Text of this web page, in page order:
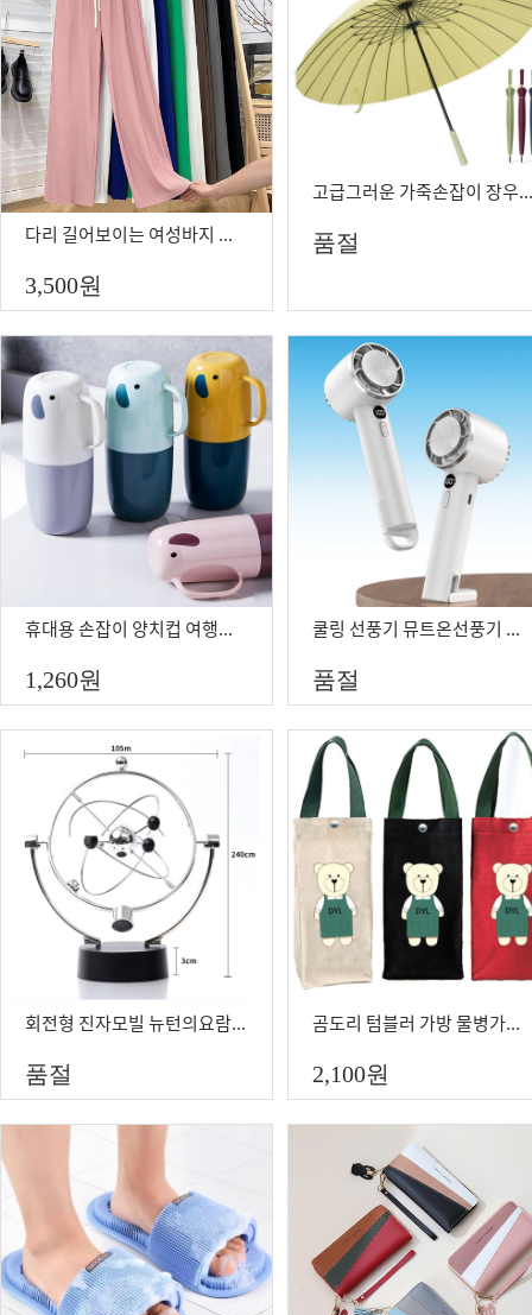
다리 길어보이는 여성바지 트레이닝 팬츠
3,500원
고급그러운 가죽손잡이 장우산 튼튼한 장우산 대형 커플 우드 자동우산 16K
품절
휴대용 손잡이 양치컵 여행용 치약통 칫솔통 출장용 칫솔케이스
1,260원
쿨링 선풍기 뮤트온선풍기 레온포켓5 엑타코선풍기 크레모아f21
품절
회전형 진자모빌 뉴턴의요람 진자운동 밸런스볼 인테리어 소품
품절
곰도리 텀블러 가방 물병가방 산책가방 편리한가방
2,100원